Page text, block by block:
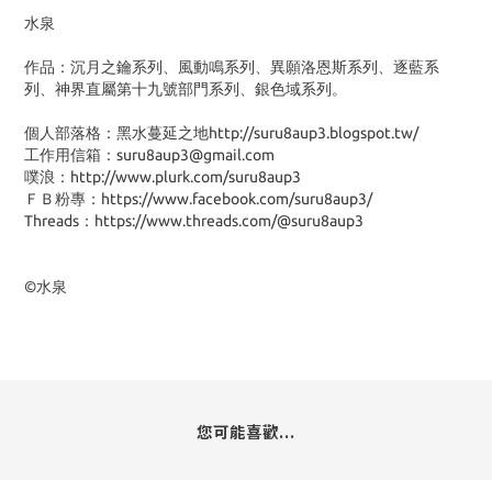
水泉
作品：沉月之鑰系列、風動鳴系列、異願洛恩斯系列、逐藍系
列、神界直屬第十九號部門系列、銀色域系列。
個人部落格：黑水蔓延之地http://suru8aup3.blogspot.tw/
工作用信箱：suru8aup3@gmail.com
噗浪：http://www.plurk.com/suru8aup3
ＦＢ粉專：https://www.facebook.com/suru8aup3/
Threads：https://www.threads.com/@suru8aup3
©水泉
您可能喜歡...